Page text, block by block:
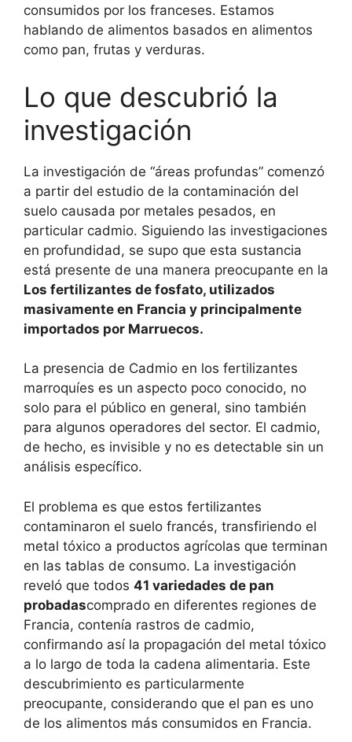
consumidos por los franceses. Estamos
hablando de alimentos basados ​​en alimentos
como pan, frutas y verduras.
Lo que descubrió la
investigación
La investigación de “áreas profundas” comenzó
a partir del estudio de la contaminación del
suelo causada por metales pesados, en
particular cadmio. Siguiendo las investigaciones
en profundidad, se supo que esta sustancia
está presente de una manera preocupante en la
Los fertilizantes de fosfato, utilizados
masivamente en Francia y principalmente
importados por Marruecos.
La presencia de Cadmio en los fertilizantes
marroquíes es un aspecto poco conocido, no
solo para el público en general, sino también
para algunos operadores del sector. El cadmio,
de hecho, es invisible y no es detectable sin un
análisis específico.
El problema es que estos fertilizantes
contaminaron el suelo francés, transfiriendo el
metal tóxico a productos agrícolas que terminan
en las tablas de consumo. La investigación
reveló que todos 41 variedades de pan
probadascomprado en diferentes regiones de
Francia, contenía rastros de cadmio,
confirmando así la propagación del metal tóxico
a lo largo de toda la cadena alimentaria. Este
descubrimiento es particularmente
preocupante, considerando que el pan es uno
de los alimentos más consumidos en Francia.